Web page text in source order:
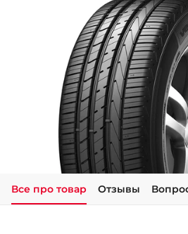
- на
+38
- на
+38
- на
-
+38
Все про товар Отзывы